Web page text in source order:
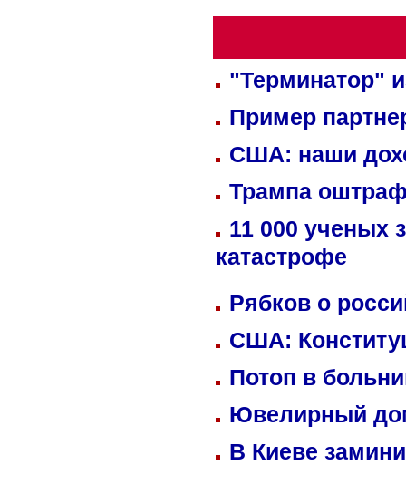
"Терминатор"
Пример
США: наши
Трампа
11 000 ученых
катастрофе
Рябков о
США:
Потоп в
Ювелирный
В Киеве